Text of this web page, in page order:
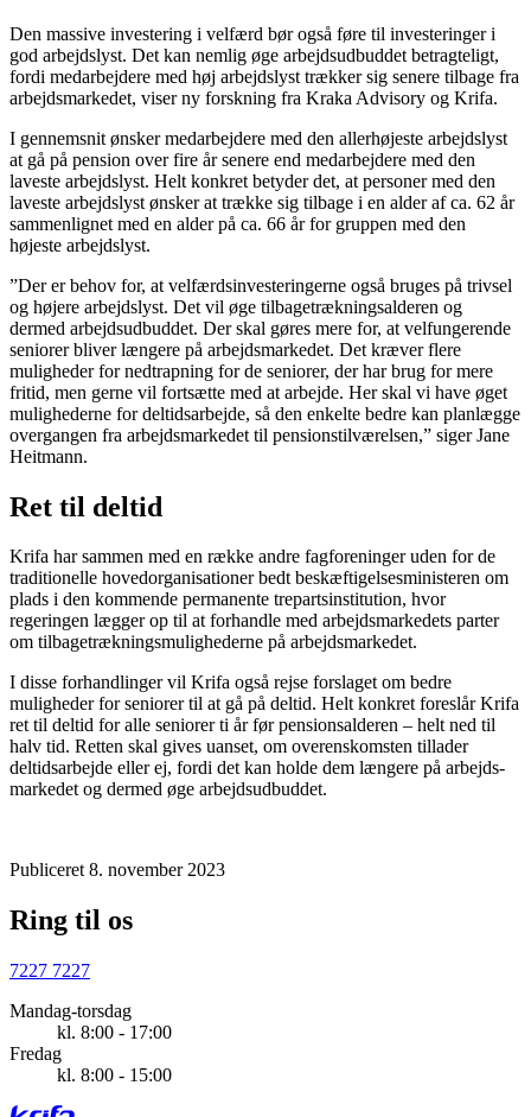
Den massive investering i velfærd bør også føre til investeringer i
god arbejdslyst. Det kan nemlig øge arbejdsudbuddet betragteligt,
fordi medarbejdere med høj arbejdslyst trækker sig senere tilbage fra
arbejdsmarkedet, viser ny forskning fra Kraka Advisory og Krifa.
I gennemsnit ønsker medarbejdere med den allerhøjeste arbejdslyst
at gå på pension over fire år senere end medarbejdere med den
laveste arbejdslyst. Helt konkret betyder det, at personer med den
laveste arbejdslyst ønsker at trække sig tilbage i en alder af ca. 62 år
sammenlignet med en alder på ca. 66 år for gruppen med den
højeste arbejdslyst.
”Der er behov for, at velfærdsinvesteringerne også bruges på trivsel
og højere arbejdslyst. Det vil øge tilbagetrækningsalderen og
dermed arbejdsudbuddet. Der skal gøres mere for, at velfungerende
seniorer bliver længere på arbejdsmarkedet. Det kræver flere
muligheder for nedtrapning for de seniorer, der har brug for mere
fritid, men gerne vil fortsætte med at arbejde. Her skal vi have øget
mulighederne for deltidsarbejde, så den enkelte bedre kan planlægge
overgangen fra arbejdsmarkedet til pensionstilværelsen,” siger Jane
Heitmann.
Ret til deltid
Krifa har sammen med en række andre fagforeninger uden for de
traditionelle hovedorganisationer bedt beskæftigelsesministeren om
plads i den kommende permanente trepartsinstitution, hvor
regeringen lægger op til at forhandle med arbejdsmarkedets parter
om tilbagetrækningsmulighederne på arbejdsmarkedet.
I disse forhandlinger vil Krifa også rejse forslaget om bedre
muligheder for seniorer til at gå på deltid. Helt konkret foreslår Krifa
ret til deltid for alle seniorer ti år før pensionsalderen – helt ned til
halv tid. Retten skal gives uanset, om overenskomsten tillader
deltidsarbejde eller ej, fordi det kan holde dem længere på arbejds­
markedet og dermed øge arbejdsudbuddet.
Publiceret 8. november 2023
Ring til os
7227 7227
Mandag-torsdag
kl. 8:00 - 17:00
Fredag
kl. 8:00 - 15:00